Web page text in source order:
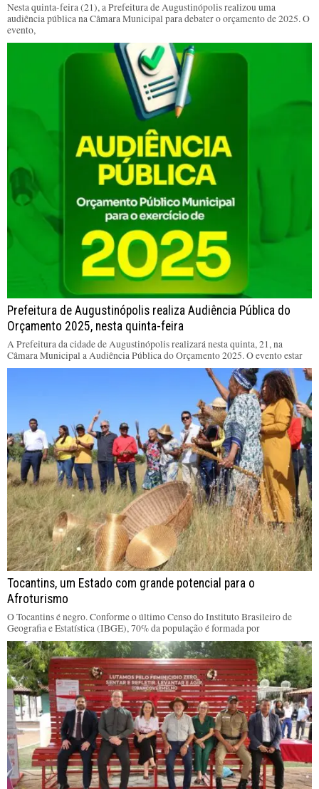
Nesta quinta-feira (21), a Prefeitura de Augustinópolis realizou uma
audiência pública na Câmara Municipal para debater o orçamento de 2025. O
evento,
Prefeitura de Augustinópolis realiza Audiência Pública do
Orçamento 2025, nesta quinta-feira
A Prefeitura da cidade de Augustinópolis realizará nesta quinta, 21, na
Câmara Municipal a Audiência Pública do Orçamento 2025. O evento estar
Tocantins, um Estado com grande potencial para o
Afroturismo
O Tocantins é negro. Conforme o último Censo do Instituto Brasileiro de
Geografia e Estatística (IBGE), 70% da população é formada por